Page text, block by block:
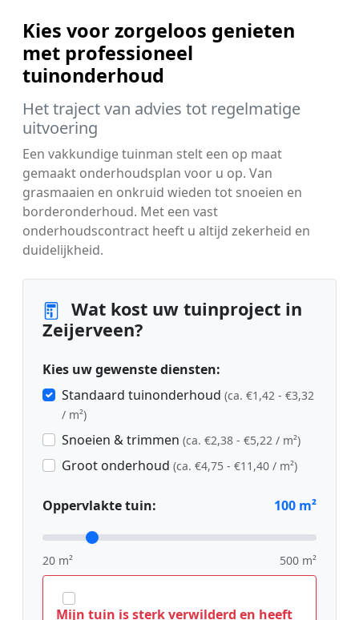
Kies voor zorgeloos genieten
met professioneel
tuinonderhoud
Het traject van advies tot regelmatige
uitvoering
Een vakkundige tuinman stelt een op maat
gemaakt onderhoudsplan voor u op. Van
grasmaaien en onkruid wieden tot snoeien en
borderonderhoud. Met een vast
onderhoudscontract heeft u altijd zekerheid en
duidelijkheid.
Wat kost uw tuinproject in
Zeijerveen?
Kies uw gewenste diensten:
Standaard tuinonderhoud (ca. €1,42 - €3,32
/ m²)
Snoeien & trimmen (ca. €2,38 - €5,22 / m²)
Groot onderhoud (ca. €4,75 - €11,40 / m²)
Oppervlakte tuin: 100 m²
20 m² 500 m²
Mijn tuin is sterk verwilderd en heeft